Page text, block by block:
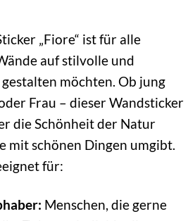
„Fiore“ ist für alle
auf stilvolle und
möchten. Ob jung
Frau – dieser Wandsticker
die Schönheit der Natur
mit schönen Dingen umgibt.
für:
Menschen, die gerne